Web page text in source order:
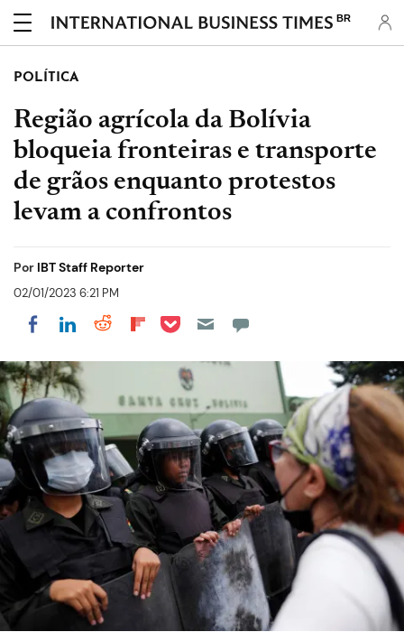
BR
POLÍTICA
Região agrícola da Bolívia
bloqueia fronteiras e transporte
de grãos enquanto protestos
levam a confrontos
Por IBT Staff Reporter
02/01/2023 6:21 PM
Share on Facebook
Share on LinkedIn
Share on Reddit
Share on Flipboard
Share on Pocket